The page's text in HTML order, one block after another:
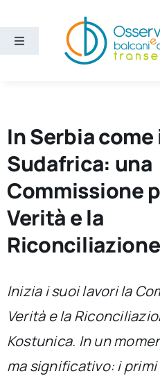
contenuto
Toggle
Ricerca e divulgazione
Sezioni
Cerca
per:
Newsletter
In Serbia come
Sudafrica: una
Commissione
Verità e la
Riconciliazione
Inizia i suoi lavori la
Verità e la
Kostunica. In un
ma significativo: i